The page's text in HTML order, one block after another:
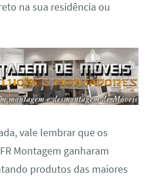
na sua residência ou
vale lembrar que os
Montagem ganharam
produtos das maiores